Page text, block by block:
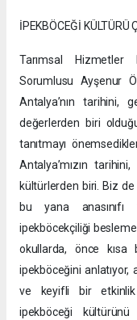
İPEKBÖCEĞİ KÜLTÜRÜ
Tarımsal Hizmetler
Sorumlusu Ayşenur
Antalya’nın tarihini,
değerlerden biri
tanıtmayı
Antalya’mızın
kültürlerden biri. Biz de
bu yana anasınıfı
ipekböcekçiliği besleme
okullarda, önce
ipekböceğini anlatıyor,
ve keyifli bir etkinlik
ipekböceği